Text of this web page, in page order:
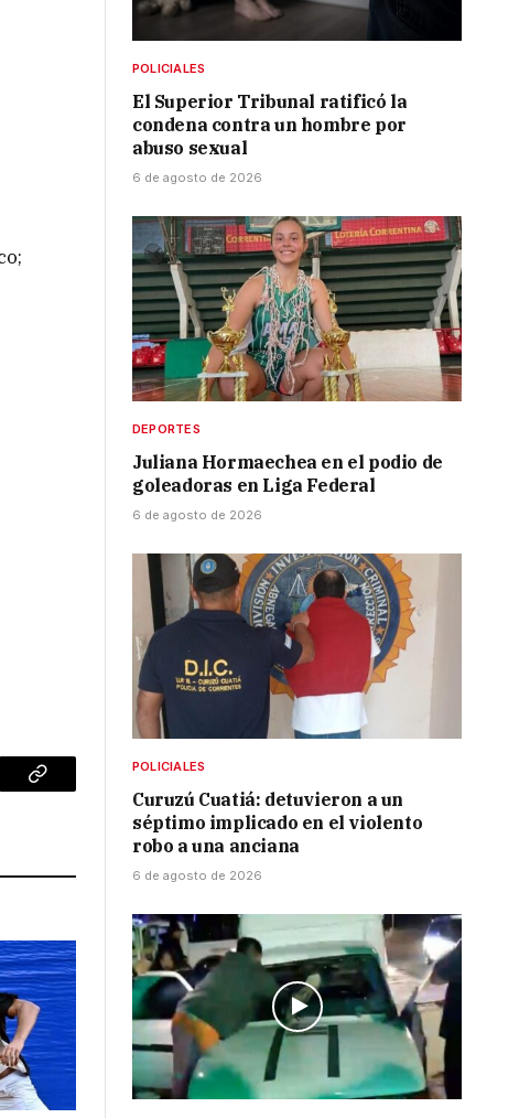
Copy
POLICIALES
El Superior Tribunal ratificó la
condena contra un hombre por
abuso sexual
6 de agosto de 2026
DEPORTES
Juliana Hormaechea en el podio de
goleadoras en Liga Federal
6 de agosto de 2026
POLICIALES
Curuzú Cuatiá: detuvieron a un
séptimo implicado en el violento
robo a una anciana
6 de agosto de 2026